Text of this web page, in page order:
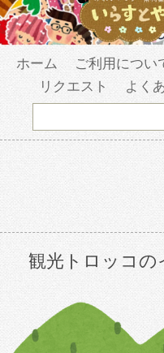
ホーム ご利用につい
リクエスト
よく
観光トロッコの